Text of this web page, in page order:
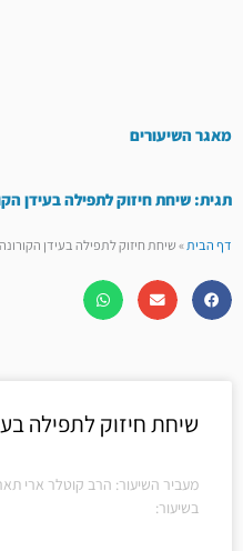
מאגר השיעורים
תגית: שיחת חיזוק לתפילה בעידן
דף הבית»שיחת חיזוק לתפילה בעידן הקורונה #1
שיחת חיזוק לתפילה
מעביר השיעור: הרב קוטלר ארי
בשיעור: